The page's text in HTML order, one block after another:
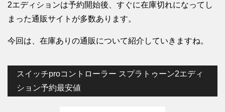
2エディションは予約開始後、すぐに在庫切れになってし
まった通販サイトが多数あります。
今回は、在庫ありの通販について紹介していきますね。
スイッチproコントローラー スプラトゥーン2エディ
ション予約最安値